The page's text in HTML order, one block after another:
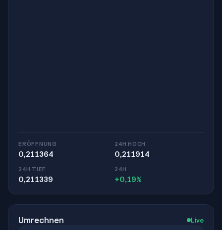
ERÖFFNUNG
0,211364
24H HOCH
0,211914
24H TIEF
0,211339
24H
+0,19%
Umrechnen Live